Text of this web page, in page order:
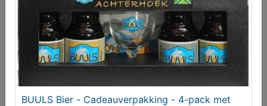
BUULS Bier - Cadeauverpakking - 4-pack met